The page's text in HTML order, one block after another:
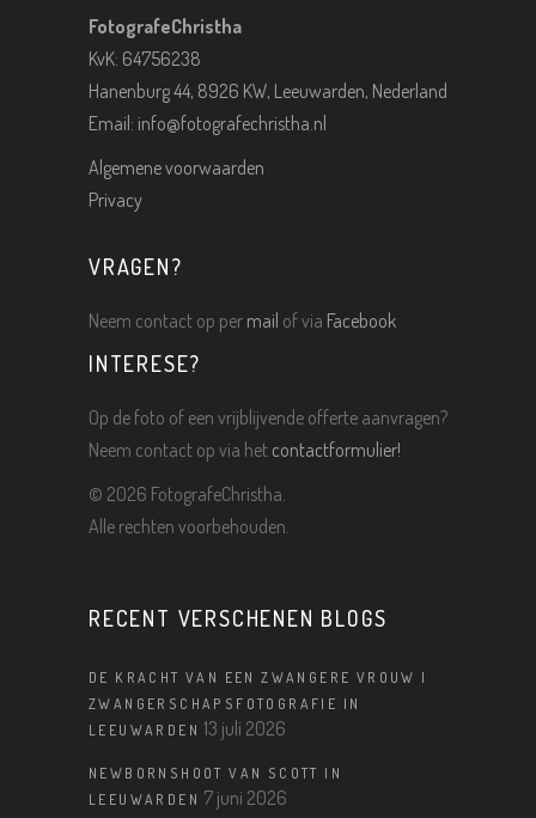
FotografeChristha
KvK: 64756238
Hanenburg 44, 8926 KW, Leeuwarden, Nederland
Email: info@fotografechristha.nl
Algemene voorwaarden
Privacy
VRAGEN?
Neem contact op per mail of via Facebook
INTERESE?
Op de foto of een vrijblijvende offerte aanvragen?
Neem contact op via het contactformulier!
© 2026 FotografeChristha.
Alle rechten voorbehouden.
RECENT VERSCHENEN BLOGS
DE KRACHT VAN EEN ZWANGERE VROUW |
ZWANGERSCHAPSFOTOGRAFIE IN
LEEUWARDEN 13 juli 2026
NEWBORNSHOOT VAN SCOTT IN
LEEUWARDEN 7 juni 2026